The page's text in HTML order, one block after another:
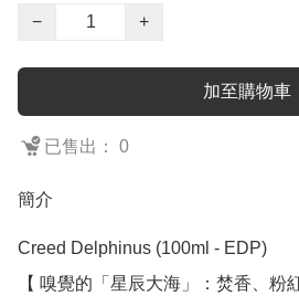
−
+
加至購物車
已售出： 0
簡介
Creed Delphinus (100ml - EDP)
【 嗅覺的「星辰大海」：焚香、粉